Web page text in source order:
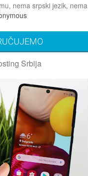
nema srpski jezik, nema
Srbija